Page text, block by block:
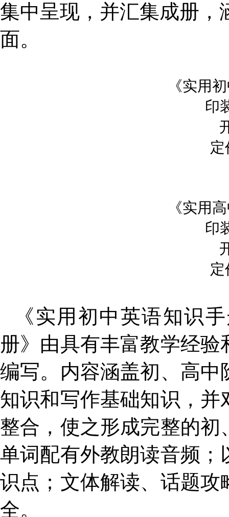
集中呈现，并汇集成册，
面。
《实用
印
定
《实用
印
定
《实用初中英语知识
册》 由具有丰富教学经
编写。内容涵盖初、 高中
知识和写作基础知识，
整合，使之形成完整的初
单词配有外教朗读音频
识点；文体解读、话题
全。